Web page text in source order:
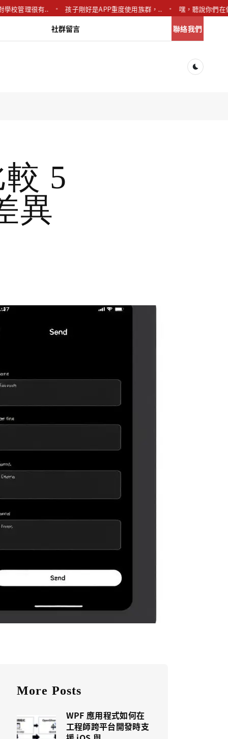
學校管理很有.. 孩子剛好是APP重度使用族群，.. 嘿，聽說你們
社群留言 聯絡我們
5
異
More Posts
WPF 應用程式如何在
工程師跨平台開發時支